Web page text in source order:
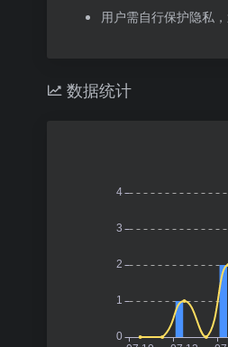
用户需自行保护隐私
数据统计